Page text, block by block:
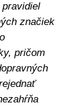
značiek
pričom